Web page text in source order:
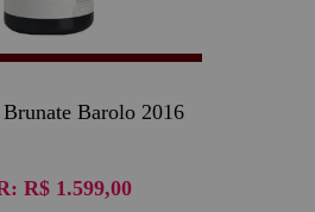
Barolo 2016
R$ 1.599,00